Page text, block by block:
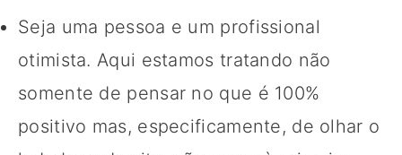
Seja uma pessoa e um profissional
otimista. Aqui estamos tratando não
somente de pensar no que é 100%
positivo mas, especificamente, de olhar o